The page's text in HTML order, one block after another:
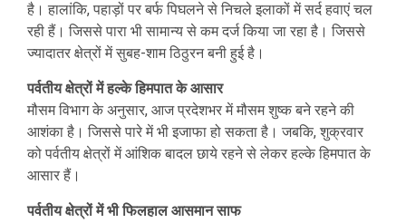
है। हालांकि, पहाड़ों पर बर्फ पिघलने से निचले इलाकों में सर्द हवाएं चल
रही हैं। जिससे पारा भी सामान्य से कम दर्ज किया जा रहा है। जिससे
ज्यादातर क्षेत्रों में सुबह-शाम ठिठुरन बनी हुई है।
पर्वतीय क्षेत्रों में हल्के हिमपात के आसार
मौसम विभाग के अनुसार, आज प्रदेशभर में मौसम शुष्क बने रहने की
आशंका है। जिससे पारे में भी इजाफा हो सकता है। जबकि, शुक्रवार
को पर्वतीय क्षेत्रों में आंशिक बादल छाये रहने से लेकर हल्के हिमपात के
आसार हैं।
पर्वतीय क्षेत्रों में भी फिलहाल आसमान साफ